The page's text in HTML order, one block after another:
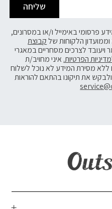
שליחה
פרסומי באימייל ו/או במסרונים,
הלקוחות שלקבוצת
ויעובד לצרכים מסחריים במאגרי
הפרטיות. איני מחויב/ת
ללא מסירת המידע לא נוכל לשלוח
ולבקש את תיקונו בהתאם להוראות